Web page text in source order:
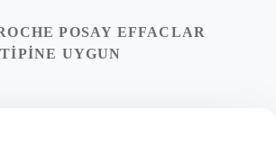
POSAY EFFACLAR
UYGUN